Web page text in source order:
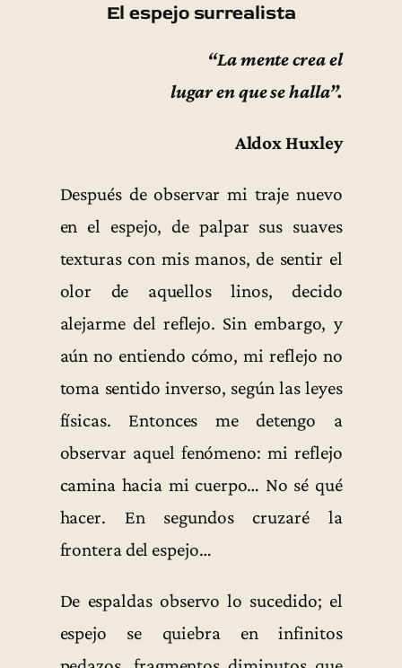
El espejo surrealista
“La mente crea el
lugar en que se halla”.
Aldox Huxley
Después de observar mi traje nuevo
en el espejo, de palpar sus suaves
texturas con mis manos, de sentir el
olor de aquellos linos, decido
alejarme del reflejo. Sin embargo, y
aún no entiendo cómo, mi reflejo no
toma sentido inverso, según las leyes
físicas. Entonces me detengo a
observar aquel fenómeno: mi reflejo
camina hacia mi cuerpo… No sé qué
hacer. En segundos cruzaré la
frontera del espejo…
De espaldas observo lo sucedido; el
espejo se quiebra en infinitos